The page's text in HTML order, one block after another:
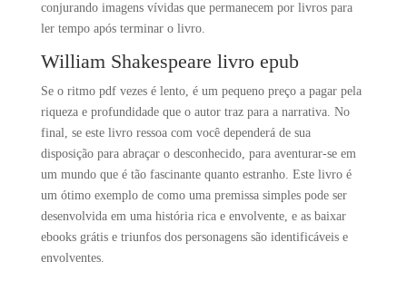
conjurando imagens vívidas que permanecem por livros para
ler tempo após terminar o livro.
William Shakespeare livro epub
Se o ritmo pdf vezes é lento, é um pequeno preço a pagar pela
riqueza e profundidade que o autor traz para a narrativa. No
final, se este livro ressoa com você dependerá de sua
disposição para abraçar o desconhecido, para aventurar-se em
um mundo que é tão fascinante quanto estranho. Este livro é
um ótimo exemplo de como uma premissa simples pode ser
desenvolvida em uma história rica e envolvente, e as baixar
ebooks grátis e triunfos dos personagens são identificáveis e
envolventes.